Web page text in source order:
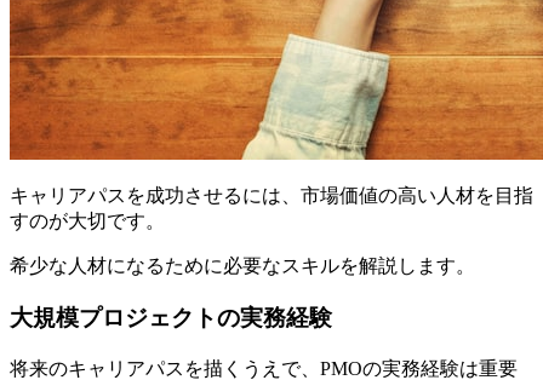
キャリアパスを成功させるには、市場価値の高い人材を目指
すのが大切です。
希少な人材になるために必要なスキルを解説します。
大規模プロジェクトの実務経験
将来のキャリアパスを描くうえで、PMOの実務経験は重要